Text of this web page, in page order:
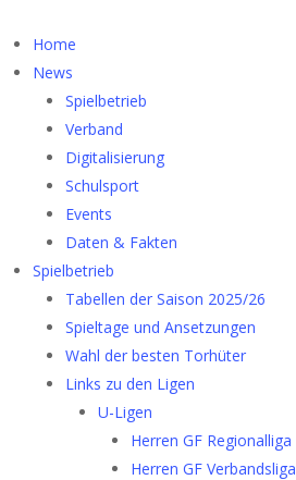
Home
News
Spielbetrieb
Verband
Digitalisierung
Schulsport
Events
Daten & Fakten
Spielbetrieb
Tabellen der Saison 2025/26
Spieltage und Ansetzungen
Wahl der besten Torhüter
Links zu den Ligen
U-Ligen
Herren GF Regionalliga
Herren GF Verbandsliga